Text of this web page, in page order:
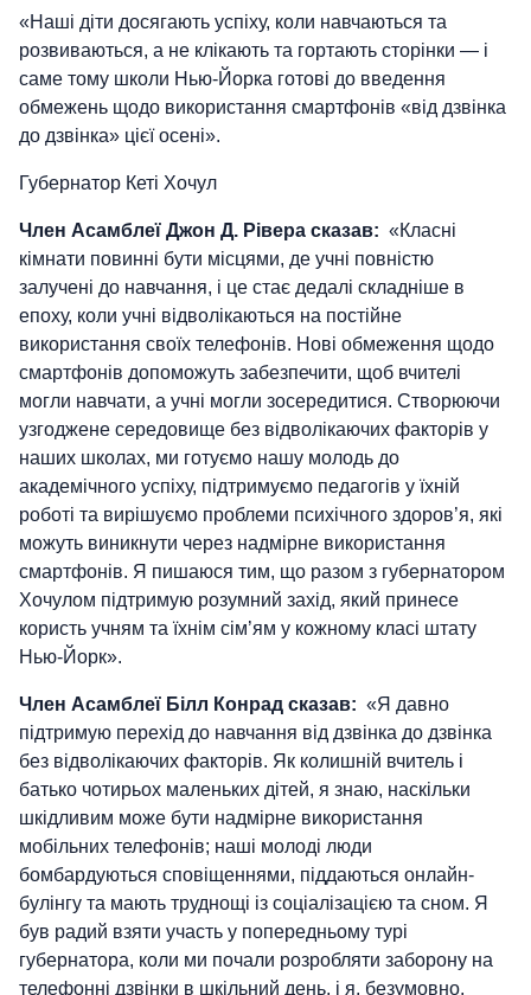
«Наші діти досягають успіху, коли навчаються та
розвиваються, а не клікають та гортають сторінки — і
саме тому школи Нью-Йорка готові до введення
обмежень щодо використання смартфонів «від дзвінка
до дзвінка» цієї осені».
Губернатор Кеті Хочул
Член Асамблеї Джон Д. Рівера сказав: «Класні
кімнати повинні бути місцями, де учні повністю
залучені до навчання, і це стає дедалі складніше в
епоху, коли учні відволікаються на постійне
використання своїх телефонів. Нові обмеження щодо
смартфонів допоможуть забезпечити, щоб вчителі
могли навчати, а учні могли зосередитися. Створюючи
узгоджене середовище без відволікаючих факторів у
наших школах, ми готуємо нашу молодь до
академічного успіху, підтримуємо педагогів у їхній
роботі та вирішуємо проблеми психічного здоров’я, які
можуть виникнути через надмірне використання
смартфонів. Я пишаюся тим, що разом з губернатором
Хочулом підтримую розумний захід, який принесе
користь учням та їхнім сім’ям у кожному класі штату
Нью-Йорк».
Член Асамблеї Білл Конрад сказав: «Я давно
підтримую перехід до навчання від дзвінка до дзвінка
без відволікаючих факторів. Як колишній вчитель і
батько чотирьох маленьких дітей, я знаю, наскільки
шкідливим може бути надмірне використання
мобільних телефонів; наші молоді люди
бомбардуються сповіщеннями, піддаються онлайн-
булінгу та мають труднощі із соціалізацією та сном. Я
був радий взяти участь у попередньому турі
губернатора, коли ми почали розробляти заборону на
телефонні дзвінки в шкільний день, і я, безумовно,